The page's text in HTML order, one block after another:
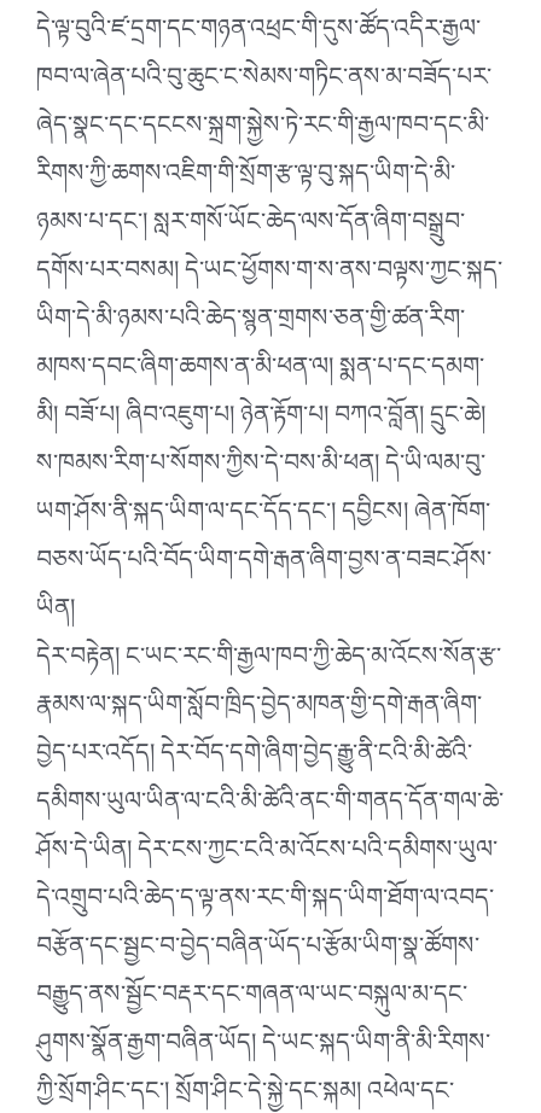
དེ་ལྟ་བུའི་ཛ་དྲག་དང་གཉན་འཕྲང་གི་དུས་ཚོད་འདིར་རྒྱལ་
ཁབ་ལ་ཞེན་པའི་བུ་ཆུང་ང་སེམས་གཏིང་ནས་མ་བཟོད་པར་
ཞེད་སྣང་དང་དངངས་སྐྲག་སྐྱེས་ཏེ་རང་གི་རྒྱལ་ཁབ་དང་མི་
རིགས་ཀྱི་ཆགས་འཇིག་གི་སྲོག་རྩ་ལྟ་བུ་སྐད་ཡིག་དེ་མི་
ཉམས་པ་དང༌། སླར་གསོ་ཡོང་ཆེད་ལས་དོན་ཞིག་བསྒྲུབ་
དགོས་པར་བསམ། དེ་ཡང་ཕྱོགས་ག་ས་ནས་བལྟས་ཀྱང་སྐད་
ཡིག་དེ་མི་ཉམས་པའི་ཆེད་སྙན་གྲགས་ཅན་གྱི་ཚན་རིག་
མཁས་དབང་ཞིག་ཆགས་ན་མི་ཕན་ལ། སྨན་པ་དང་དམག་
མི། བཟོ་པ། ཞིབ་འཇུག་པ། ཉེན་རྟོག་པ། བཀའ་བློན། དྲུང་ཆེ།
ས་ཁམས་རིག་པ་སོགས་ཀྱིས་དེ་བས་མི་ཕན། དེ་ཡི་ལམ་བུ་
ཡག་ཤོས་ནི་སྐད་ཡིག་ལ་དང་དོད་དང༌། དབྱིངས། ཞེན་ཁོག་
བཅས་ཡོད་པའི་བོད་ཡིག་དགེ་རྒན་ཞིག་བྱས་ན་བཟང་ཤོས་
ཡིན།
དེར་བརྟེན། ང་ཡང་རང་གི་རྒྱལ་ཁབ་ཀྱི་ཆེད་མ་འོངས་སོན་རྩ་
རྣམས་ལ་སྐད་ཡིག་སློབ་ཁྲིད་བྱེད་མཁན་གྱི་དགེ་རྒན་ཞིག་
བྱེད་པར་འདོད། དེར་བོད་དགེ་ཞིག་བྱེད་རྒྱུ་ནི་ངའི་མི་ཚེའི་
དམིགས་ཡུལ་ཡིན་ལ་ངའི་མི་ཚེའི་ནང་གི་གནད་དོན་གལ་ཆེ་
ཤོས་དེ་ཡིན། དེར་ངས་ཀྱང་ངའི་མ་འོངས་པའི་དམིགས་ཡུལ་
དེ་འགྲུབ་པའི་ཆེད་ད་ལྟ་ནས་རང་གི་སྐད་ཡིག་ཐོག་ལ་འབད་
བརྩོན་དང་སྦྱང་བ་བྱེད་བཞིན་ཡོད་པ་རྩོམ་ཡིག་སྣ་ཚོགས་
བརྒྱུད་ནས་སྦྱོང་བརྡར་དང་གཞན་ལ་ཡང་བསྐུལ་མ་དང་
ཤུགས་སྣོན་རྒྱག་བཞིན་ཡོད། དེ་ཡང་སྐད་ཡིག་ནི་མི་རིགས་
ཀྱི་སྲོག་ཤིང་དང༌། སྲོག་ཤིང་དེ་སྐྱེ་དང་སྐམ། འཕེལ་དང་